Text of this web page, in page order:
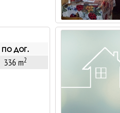
по дог.
336 m2